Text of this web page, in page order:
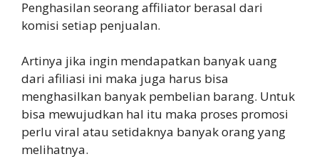
Penghasilan seorang affiliator berasal dari
komisi setiap penjualan.
Artinya jika ingin mendapatkan banyak uang
dari afiliasi ini maka juga harus bisa
menghasilkan banyak pembelian barang. Untuk
bisa mewujudkan hal itu maka proses promosi
perlu viral atau setidaknya banyak orang yang
melihatnya.